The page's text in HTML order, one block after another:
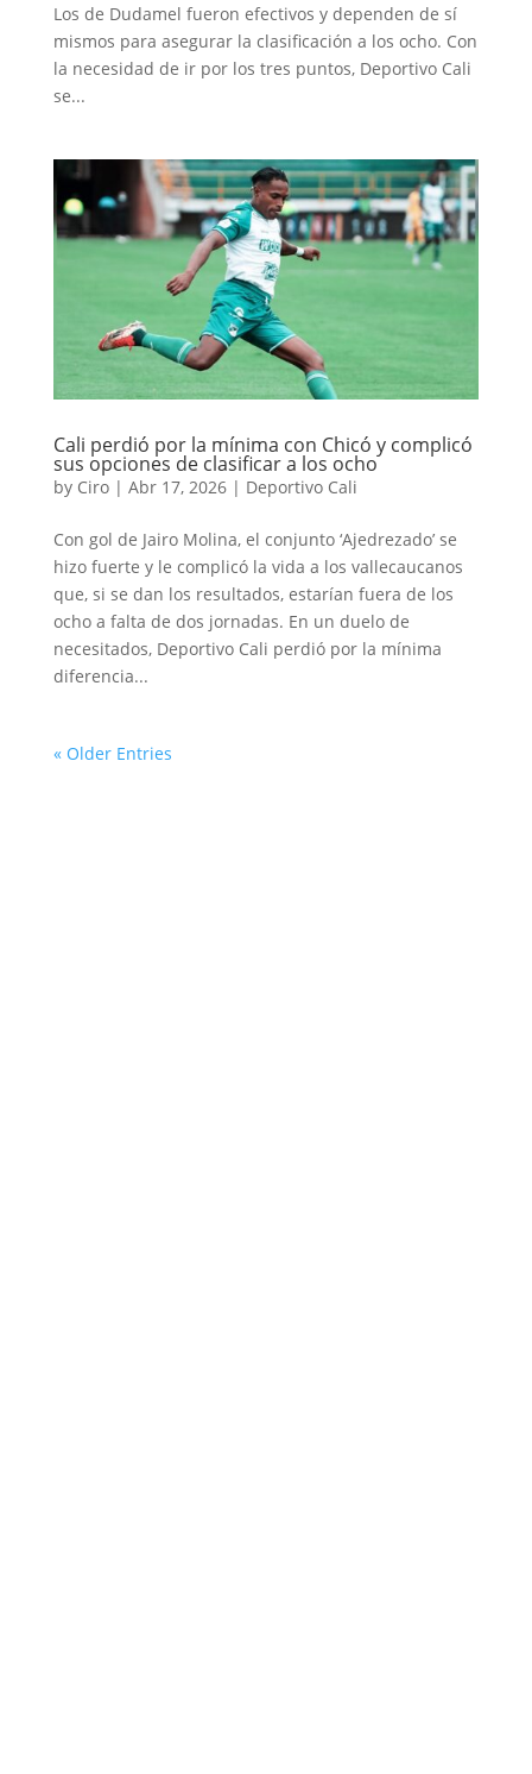
Los de Dudamel fueron efectivos y dependen de sí
mismos para asegurar la clasificación a los ocho. Con
la necesidad de ir por los tres puntos, Deportivo Cali
se...
Cali perdió por la mínima con Chicó y complicó
sus opciones de clasificar a los ocho
by Ciro| Abr 17, 2026| Deportivo Cali
Con gol de Jairo Molina, el conjunto ‘Ajedrezado’ se
hizo fuerte y le complicó la vida a los vallecaucanos
que, si se dan los resultados, estarían fuera de los
ocho a falta de dos jornadas. En un duelo de
necesitados, Deportivo Cali perdió por la mínima
diferencia...
« Older Entries